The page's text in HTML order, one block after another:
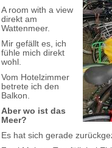
A room with a view
direkt am
Wattenmeer.
Mir gefällt es, ich
fühle mich direkt
wohl.
Vom Hotelzimmer
betrete ich den
Balkon.
Aber wo ist das
Meer?
Es hat sich gerade